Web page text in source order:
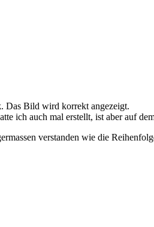
Das Bild wird korrekt angezeigt.
ich auch mal erstellt, ist aber auf
verstanden wie die